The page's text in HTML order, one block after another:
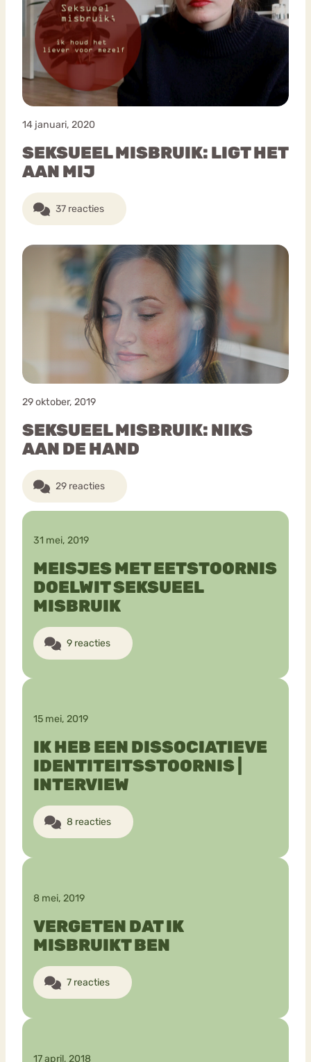
14 januari, 2020
SEKSUEEL MISBRUIK: LIGT HET
AAN MIJ
37 reacties
29 oktober, 2019
SEKSUEEL MISBRUIK: NIKS
AAN DE HAND
29 reacties
31 mei, 2019
MEISJES MET EETSTOORNIS
DOELWIT SEKSUEEL
MISBRUIK
9 reacties
15 mei, 2019
IK HEB EEN DISSOCIATIEVE
IDENTITEITSSTOORNIS |
INTERVIEW
8 reacties
8 mei, 2019
VERGETEN DAT IK
MISBRUIKT BEN
7 reacties
17 april, 2018